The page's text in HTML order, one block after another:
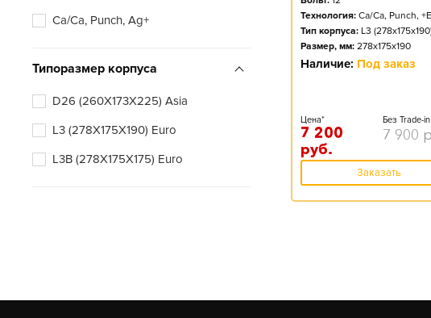
Ca/Ca, Punch, Ag+
Типоразмер корпуса
D26 (260X173X225) Asia
L3 (278X175X190) Euro
L3B (278X175X175) Euro
Технология: Ca/Ca, Punch,
Тип корпуса: L3
Размер, мм: 278x175x190
Наличие: Под заказ
Цена*
7 200
руб.
Без Trade-in
7 900
Заказать